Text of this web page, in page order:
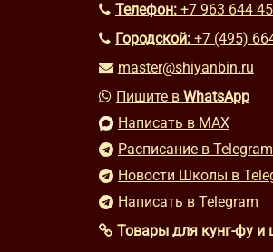
Телефон: +7 963 644
Городской: +7 (495)
master@shiyanbin.ru
Пишите в WhatsApp
Написать в MAX
Расписание в Telegram
Новости Школы в
Написать в Telegram
Товары для кунг-фу и